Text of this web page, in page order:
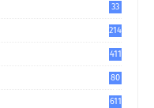
33
214
411
80
611